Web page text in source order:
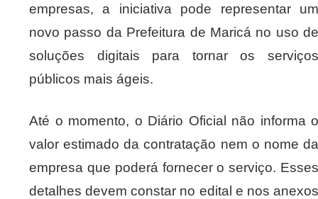
empresas, a iniciativa pode representar um
novo passo da Prefeitura de Maricá no uso de
soluções digitais para tornar os serviços
públicos mais ágeis.
Até o momento, o Diário Oficial não informa o
valor estimado da contratação nem o nome da
empresa que poderá fornecer o serviço. Esses
detalhes devem constar no edital e nos anexos